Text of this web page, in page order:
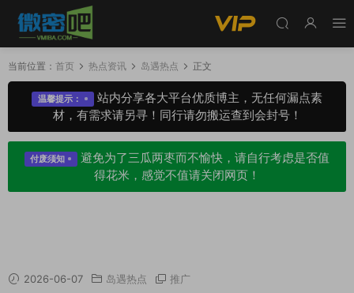
当前位置： 首页 热点资讯 岛遇热点 正文
温馨提示：
站内分享各大平台优质博主，无任何漏点素
材，有需求请另寻！同行请勿搬运查到会封号！
付废须知
避免为了三瓜两枣而不愉快，请自行考虑是否值
得花米，感觉不值请关闭网页！
2026-06-07 岛遇热点 推广